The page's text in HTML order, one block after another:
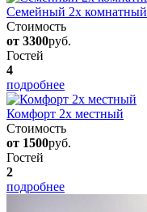
Семейный 2х комнатный
Стоимость
от 3300руб.
Гостей
4
подробнее
Комфорт 2х местный
Стоимость
от 1500руб.
Гостей
2
подробнее